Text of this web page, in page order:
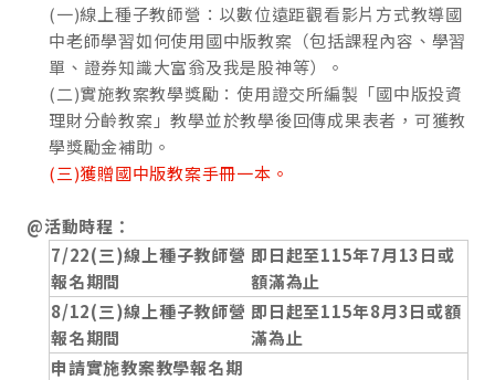
(一)線上種子教師營：以數位遠距觀看影片方式教導國
中老師學習如何使用國中版教案（包括課程內容、學習
單、證券知識大富翁及我是股神等）。
(二)實施教案教學獎勵：使用證交所編製「國中版投資
理財分齡教案」教學並於教學後回傳成果表者，可獲教
學獎勵金補助。
(三)獲贈國中版教案手冊一本。
@活動時程：
7/22(三)線上種子教師營
報名期間
即日起至115年7月13日或
額滿為止
8/12(三)線上種子教師營
報名期間
即日起至115年8月3日或額
滿為止
申請實施教案教學報名期